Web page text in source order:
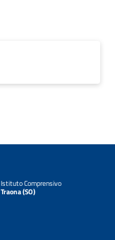
Istituto Comprensivo
Traona (SO)